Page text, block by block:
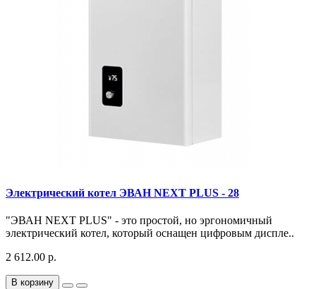
Электрический котел ЭВАН NEXT PLUS - 28
"ЭВАН NEXT PLUS" - это простой, но эргономичный
электрический котел, который оснащен цифровым диспле..
2 612.00 р.
В корзину